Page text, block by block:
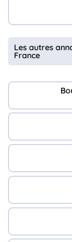
Les autres
France